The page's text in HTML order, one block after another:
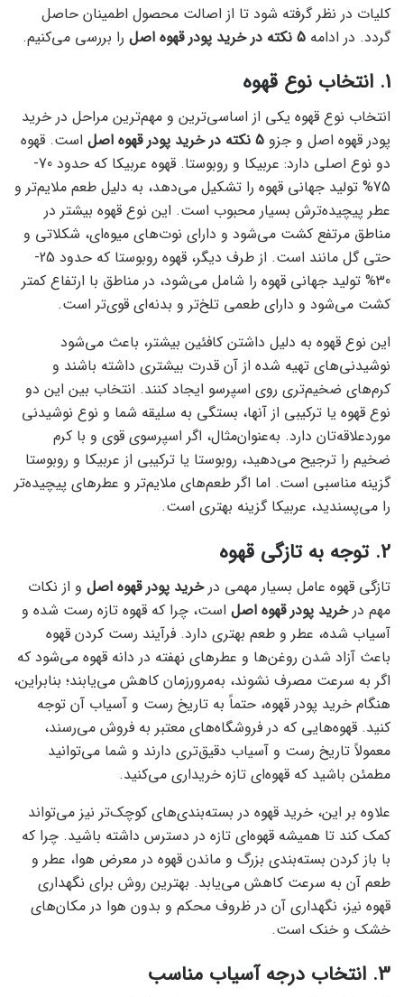
کلیات در نظر گرفته شود تا از اصالت محصول اطمینان حاصل
گردد. در ادامه
را بررسی می‌کنیم.
1. انتخاب نوع قهوه
انتخاب نوع قهوه یکی از اساسی‌ترین و مهم‌ترین مراحل در خرید
پودر قهوه اصل و جزو
است. قهوه
دو نوع اصلی دارد: عربیکا و روبوستا. قهوه عربیکا که حدود 70-
75% تولید جهانی قهوه را تشکیل می‌دهد، به دلیل طعم ملایم‌تر و
عطر پیچیده‌ترش بسیار محبوب است. این نوع قهوه بیشتر در
مناطق مرتفع کشت می‌شود و دارای نوت‌های میوه‌ای، شکلاتی و
حتی گل مانند است. از طرف دیگر، قهوه روبوستا که حدود 25-
30% تولید جهانی قهوه را شامل می‌شود، در مناطق با ارتفاع کمتر
کشت می‌شود و دارای طعمی تلخ‌تر و بدنه‌ای قوی‌تر است.
این نوع قهوه به دلیل داشتن کافئین بیشتر، باعث می‌شود
نوشیدنی‌های تهیه شده از آن قدرت بیشتری داشته باشند و
کرم‌های ضخیم‌تری روی اسپرسو ایجاد کنند. انتخاب بین این دو
نوع قهوه یا ترکیبی از آنها، بستگی به سلیقه شما و نوع نوشیدنی
موردعلاقه‌تان دارد. به‌عنوان‌مثال، اگر اسپرسوی قوی و با کرم
ضخیم را ترجیح می‌دهید، روبوستا یا ترکیبی از عربیکا و روبوستا
گزینه مناسبی است. اما اگر طعم‌های ملایم‌تر و عطرهای پیچیده‌تر
را می‌پسندید، عربیکا گزینه بهتری است.
2. توجه به تازگی قهوه
تازگی قهوه عامل بسیار مهمی در خرید پودر قهوه اصل و از نکات
مهم درخرید پودر قهوه اصل است، چرا که قهوه تازه رست شده و
آسیاب شده، عطر و طعم بهتری دارد. فرآیند رست کردن قهوه
باعث آزاد شدن روغن‌ها و عطرهای نهفته در دانه قهوه می‌شود که
اگر به سرعت مصرف نشوند، به‌مرورزمان کاهش می‌یابند؛ بنابراین،
هنگام خرید پودر قهوه، حتماً به تاریخ رست و آسیاب آن توجه
کنید. قهوه‌هایی که در فروشگاه‌های معتبر به فروش می‌رسند،
معمولاً تاریخ رست و آسیاب دقیق‌تری دارند و شما می‌توانید
مطمئن باشید که قهوه‌ای تازه خریداری می‌کنید.
علاوه بر این، خرید قهوه در بسته‌بندی‌های کوچک‌تر نیز می‌تواند
کمک کند تا همیشه قهوه‌ای تازه در دسترس داشته باشید. چرا که
با باز کردن بسته‌بندی بزرگ و ماندن قهوه در معرض هوا، عطر و
طعم آن به سرعت کاهش می‌یابد. بهترین روش برای نگهداری
قهوه نیز، نگهداری آن در ظروف محکم و بدون هوا در مکان‌های
خشک و خنک است.
3. انتخاب درجه آسیاب مناسب